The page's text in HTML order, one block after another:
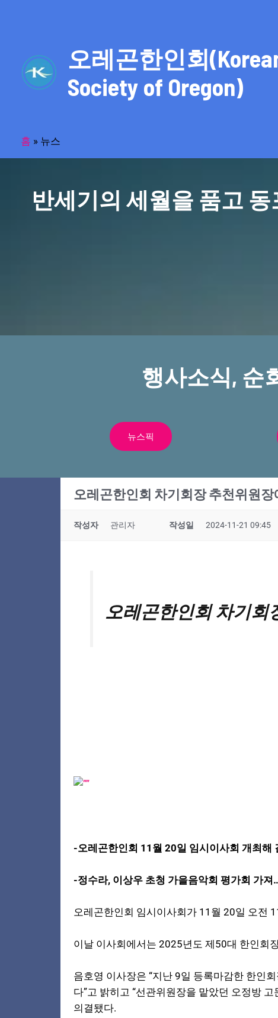
오레곤한인회
Society of Oregon)
홈 » 뉴스
반세기의 세월을 품고 동
행사소식, 순
뉴스픽
오레곤한인회 차기회장 추천위원장
작성자 관리자 작성일 2024-11-21 09:45
오레곤한인회 차기회
-오레곤한인회 11월 20일 임시이사회 개최해
-정수라, 이상우 초청 가을음악회 평가회 가져
오레곤한인회 임시이사회가 11월 20일 오전
이날 이사회에서는 2025년도 제50대 한인회
음호영 이사장은 “지난 9일 등록마감한 한인
다”고 밝히고 “선관위원장을 맡았던 오정방
의결됐다.